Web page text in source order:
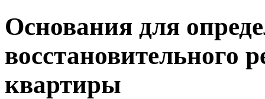
Основания для
восстановительного
квартиры